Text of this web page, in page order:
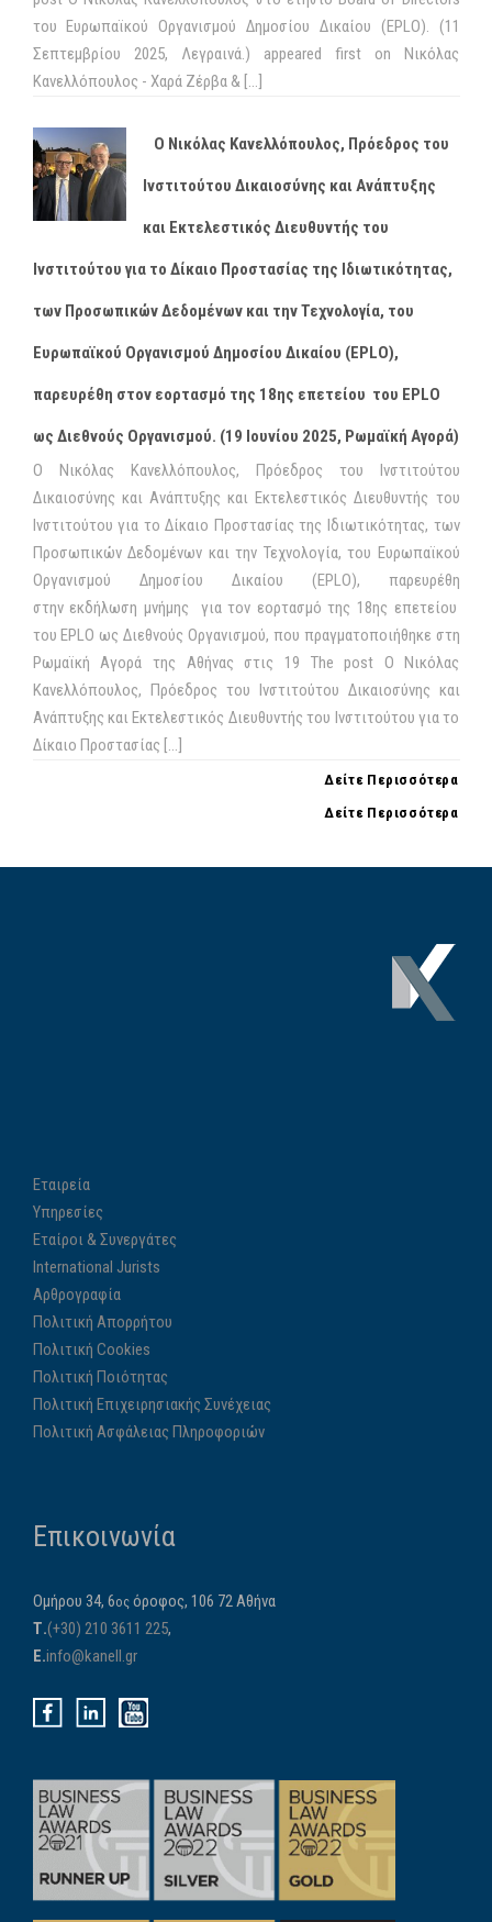
του Ευρωπαϊκού Οργανισμού Δημοσίου Δικαίου (EPLO). (11
Σεπτεμβρίου 2025, Λεγραινά.) appeared first on Νικόλας
Κανελλόπουλος - Χαρά Ζέρβα & […]
Ο Νικόλας Κανελλόπουλος, Πρόεδρος του
Ινστιτούτου Δικαιοσύνης και Ανάπτυξης
και Εκτελεστικός Διευθυντής του
Ινστιτούτου για το Δίκαιο Προστασίας της Ιδιωτικότητας,
των Προσωπικών Δεδομένων και την Τεχνολογία, του
Ευρωπαϊκού Οργανισμού Δημοσίου Δικαίου (EPLO),
παρευρέθη στον εορτασμό της 18ης επετείου του EPLO
ως Διεθνούς Οργανισμού. (19 Ιουνίου 2025, Ρωμαϊκή Αγορά)
Ο Νικόλας Κανελλόπουλος, Πρόεδρος του Ινστιτούτου
Δικαιοσύνης και Ανάπτυξης και Εκτελεστικός Διευθυντής του
Ινστιτούτου για το Δίκαιο Προστασίας της Ιδιωτικότητας, των
Προσωπικών Δεδομένων και την Τεχνολογία, του Ευρωπαϊκού
Οργανισμού Δημοσίου Δικαίου (EPLO), παρευρέθη
στην εκδήλωση μνήμης για τον εορτασμό της 18ης επετείου
του EPLO ως Διεθνούς Οργανισμού, που πραγματοποιήθηκε στη
Ρωμαϊκή Αγορά της Αθήνας στις 19 The post Ο Νικόλας
Κανελλόπουλος, Πρόεδρος του Ινστιτούτου Δικαιοσύνης και
Ανάπτυξης και Εκτελεστικός Διευθυντής του Ινστιτούτου για το
Δίκαιο Προστασίας […]
Δείτε Περισσότερα
Δείτε Περισσότερα
Εταιρεία
Υπηρεσίες
Εταίροι & Συνεργάτες
International Jurists
Αρθρογραφία
Πολιτική Απορρήτου
Πολιτική Cookies
Πολιτική Ποιότητας
Πολιτική Επιχειρησιακής Συνέχειας
Πολιτική Ασφάλειας Πληροφοριών
Επικοινωνία
Ομήρου 34, 6ος όροφος, 106 72 Αθήνα
Τ.(+30) 210 3611 225,
E.info@kanell.gr